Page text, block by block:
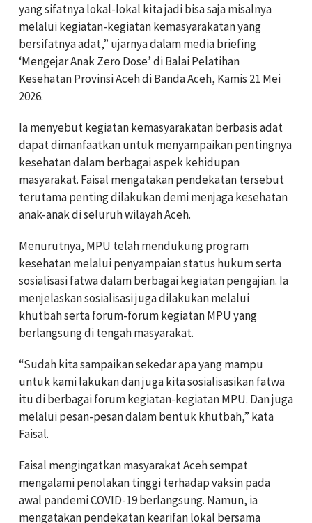
yang sifatnya lokal-lokal kita jadi bisa saja misalnya
melalui kegiatan-kegiatan kemasyarakatan yang
bersifatnya adat,” ujarnya dalam media briefing
‘Mengejar Anak Zero Dose’ di Balai Pelatihan
Kesehatan Provinsi Aceh di Banda Aceh, Kamis 21 Mei
2026.
Ia menyebut kegiatan kemasyarakatan berbasis adat
dapat dimanfaatkan untuk menyampaikan pentingnya
kesehatan dalam berbagai aspek kehidupan
masyarakat. Faisal mengatakan pendekatan tersebut
terutama penting dilakukan demi menjaga kesehatan
anak-anak di seluruh wilayah Aceh.
Menurutnya, MPU telah mendukung program
kesehatan melalui penyampaian status hukum serta
sosialisasi fatwa dalam berbagai kegiatan pengajian. Ia
menjelaskan sosialisasi juga dilakukan melalui
khutbah serta forum-forum kegiatan MPU yang
berlangsung di tengah masyarakat.
“Sudah kita sampaikan sekedar apa yang mampu
untuk kami lakukan dan juga kita sosialisasikan fatwa
itu di berbagai forum kegiatan-kegiatan MPU. Dan juga
melalui pesan-pesan dalam bentuk khutbah,” kata
Faisal.
Faisal mengingatkan masyarakat Aceh sempat
mengalami penolakan tinggi terhadap vaksin pada
awal pandemi COVID-19 berlangsung. Namun, ia
mengatakan pendekatan kearifan lokal bersama